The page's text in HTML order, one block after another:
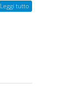
Leggi tutto